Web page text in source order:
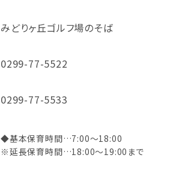
みどりヶ丘ゴルフ場のそば
0299-77-5522
0299-77-5533
◆基本保育時間…7:00～18:00
※延長保育時間…18:00～19:00まで